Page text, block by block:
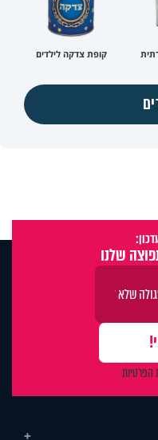
קופת צדקה לילדים
שלנו
הפרטיות